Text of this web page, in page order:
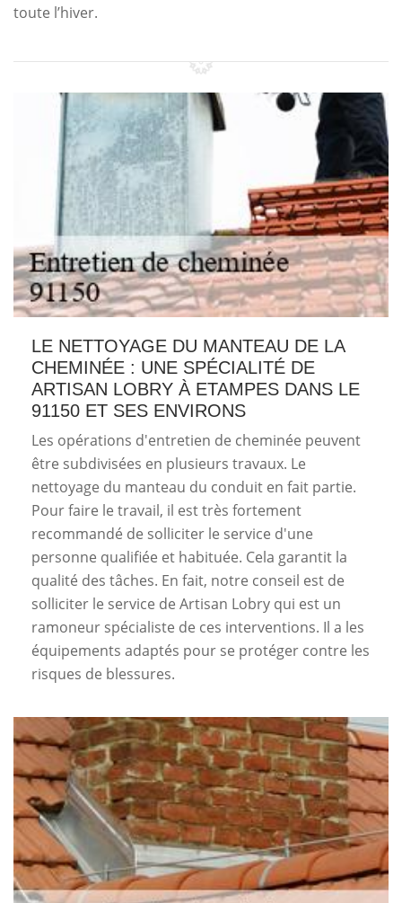
toute l’hiver.
LE NETTOYAGE DU MANTEAU DE LA
CHEMINÉE : UNE SPÉCIALITÉ DE
ARTISAN LOBRY À ETAMPES DANS LE
91150 ET SES ENVIRONS
Les opérations d'entretien de cheminée peuvent
être subdivisées en plusieurs travaux. Le
nettoyage du manteau du conduit en fait partie.
Pour faire le travail, il est très fortement
recommandé de solliciter le service d'une
personne qualifiée et habituée. Cela garantit la
qualité des tâches. En fait, notre conseil est de
solliciter le service de Artisan Lobry qui est un
ramoneur spécialiste de ces interventions. Il a les
équipements adaptés pour se protéger contre les
risques de blessures.